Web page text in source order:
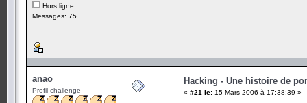
Hors ligne
Messages: 75
anao
Profil challenge
Hacking - Une histoire de
« #21 le: 15 Mars 2006 à 17:38:39 »